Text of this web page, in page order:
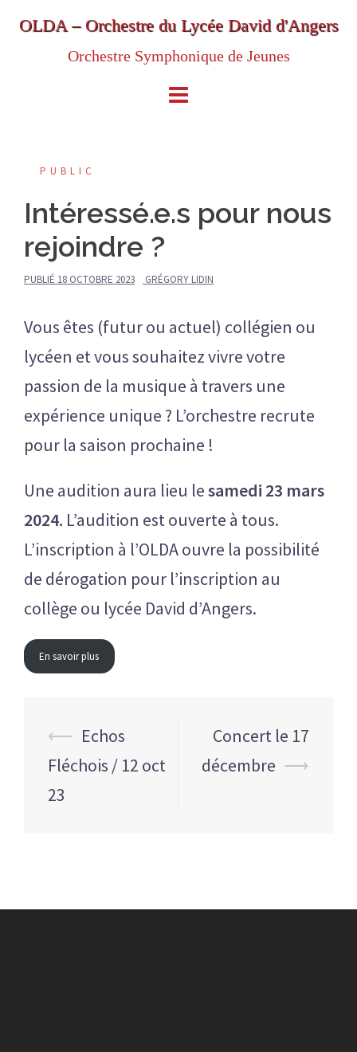
OLDA – Orchestre du Lycée David d'Angers
Orchestre Symphonique de Jeunes
PUBLIC
Intéressé.e.s pour nous
rejoindre ?
PUBLIÉ 18 OCTOBRE 2023 GRÉGORY LIDIN
Vous êtes (futur ou actuel) collégien ou
lycéen et vous souhaitez vivre votre
passion de la musique à travers une
expérience unique ? L’orchestre recrute
pour la saison prochaine !
Une audition aura lieu lesamedi 23 mars
2024. L’audition est ouverte à tous.
L’inscription à l’OLDA ouvre la possibilité
de dérogation pour l’inscription au
collège ou lycée David d’Angers.
En savoir plus
Navigation
d’article
⟵ Echos
Fléchois / 12 oct
23
Concert le 17
décembre ⟶